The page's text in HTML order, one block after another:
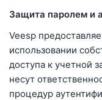
Защита паролем и
Veesp
использовании
доступа к учетной
несут
процедур